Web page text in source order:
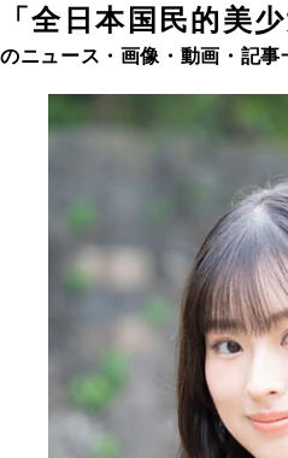
「全日本国民的美
のニュース・画像・動画・記事